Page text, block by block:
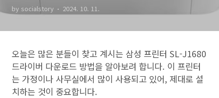
by socialstory 2024. 10. 11.
오늘은 많은 분들이 찾고 계시는 삼성 프린터 SL-J1680
드라이버 다운로드 방법을 알아보려 합니다. 이 프린터
는 가정이나 사무실에서 많이 사용되고 있어, 제대로 설
치하는 것이 중요합니다.